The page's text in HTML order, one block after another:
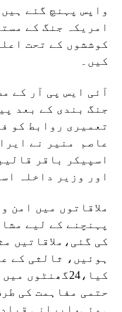
واپس پہنچ گئے
امریکہ جنگ کے
کوششوں کے تحت
کیں۔
جنگ بندی کے بعد
تعمیری روابط کو
عاصم منیر نے
اسپیکر باقر
اور وزیر داخلہ
ملاقاتوں میں امن
پہنچنے کے لیے
کی گئی،ملاقاتیں
ہوئیں، ثالثی کے
حتمی مفاہمت کی
ہوئی،ایرانی